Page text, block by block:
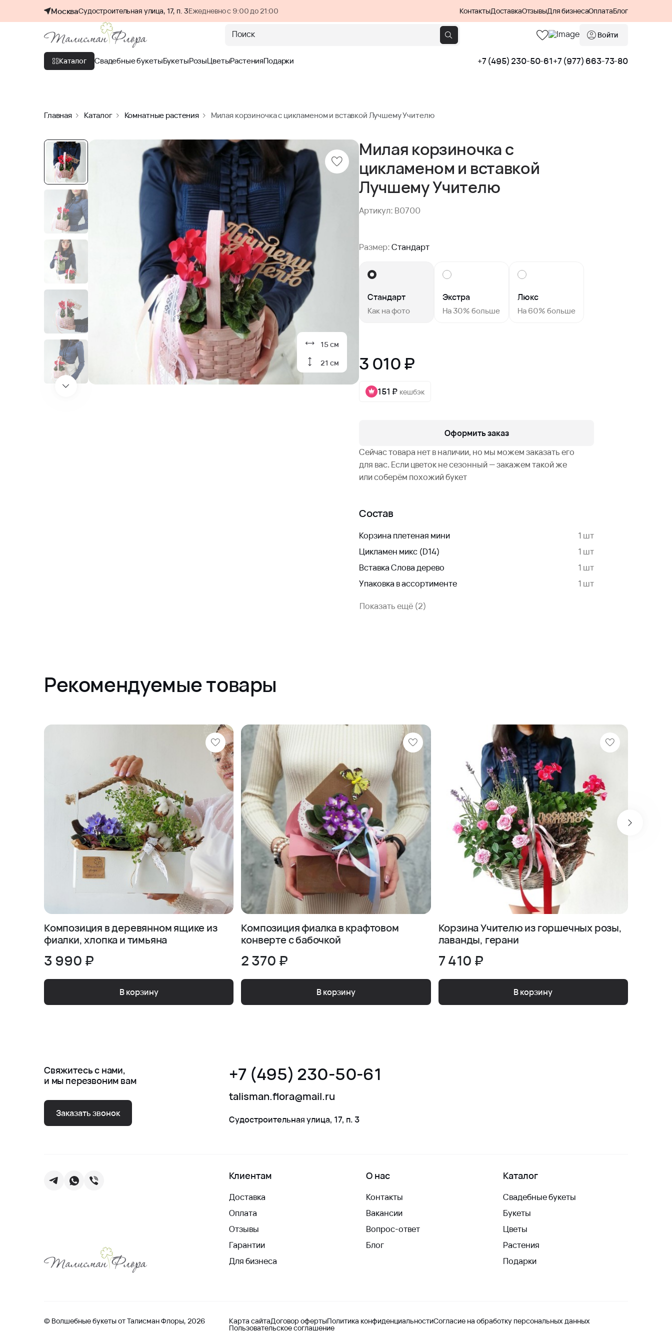
МоскваСудостроительная улица, 17, п. 3Ежедневно с 9:00 до 21:00 КонтактыДоставкаОтзывыДля бизнесаОплатаБлог
Поиск Войти
Каталог Свадебные букетыБукетыРозыЦветыРастенияПодарки +7 (495) 230-50-61+7 (977) 663-73-80
Главная Каталог Комнатные растения Милая корзиночка с цикламеном и вставкой Лучшему Учителю
15 см
21 см
Милая корзиночка с
цикламеном и вставкой
Лучшему Учителю
Артикул: B0700
Размер:Стандарт
Стандарт
Как на фото
Экстра
На 30% больше
Люкс
На 60% больше
3 010 ₽
151 ₽ кешбэк
Оформить заказ
Сейчас товара нет в наличии, но мы можем заказать его
для вас. Если цветок не сезонный — закажем такой же
или соберём похожий букет
Состав
Корзина плетеная мини
1 шт
Цикламен микс (D14)
1 шт
Вставка Слова дерево
1 шт
Упаковка в ассортименте
1 шт
Показать ещё (2)
Рекомендуемые товары
Композиция в деревянном ящике из
фиалки, хлопка и тимьяна
3 990 ₽
В корзину
Композиция фиалка в крафтовом
конверте с бабочкой
2 370 ₽
В корзину
Корзина Учителю из горшечных розы,
лаванды, герани
7 410 ₽
В корзину
Свяжитесь с нами,
и мы перезвоним вам
Заказать звонок
+7 (495) 230-50-61
talisman.flora@mail.ru
Судостроительная улица, 17, п. 3
Клиентам
Доставка
Оплата
Отзывы
Гарантии
Для бизнеса
О нас
Контакты
Вакансии
Вопрос-ответ
Блог
Каталог
Свадебные букеты
Букеты
Цветы
Растения
Подарки
© Волшебные букеты от Талисман Флоры, 2026 Карта сайтаДоговор офертыПолитика конфиденциальностиСогласие на обработку персональных данных
Пользовательское соглашение